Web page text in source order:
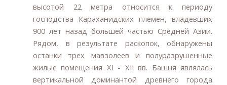
высотой 22 метра относится к периоду
господства Караханидских племен, владевших
900 лет назад большей частью Средней Азии.
Рядом, в результате раскопок, обнаружены
останки трех мавзолеев и полуразрушенные
жилые помещения XI - XII вв. Башня являлась
вертикальной доминантой древнего города